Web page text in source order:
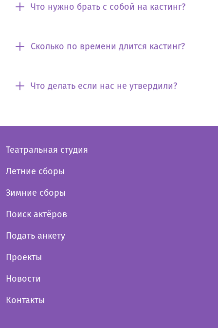
Что нужно брать с собой на кастинг?
Сколько по времени длится кастинг?
Что делать если нас не утвердили?
Театральная студия
Летние сборы
Зимние сборы
Поиск актёров
Подать анкету
Проекты
Новости
Контакты